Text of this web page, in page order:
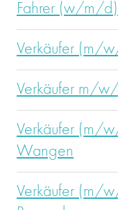
Fahrer (w/m/d)
Verkäufer (m/
Verkäufer m/
Verkäufer (m/
Wangen
Verkäufer (m/